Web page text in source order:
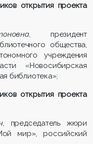
открытия проекта
, президент
общества,
учреждения
«Новосибирская
библиотека»;
открытия проекта
, председатель жюри
мир», российский